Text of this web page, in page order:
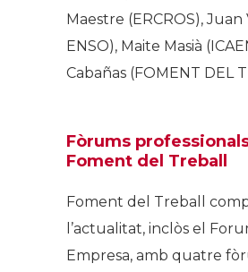
Maestre (ERCROS), Juan
ENSO), Maite Masià
Cabañas (FOMENT DEL
Fòrums
Foment del Treball
Foment del Treball
l’actualitat, inclòs el
Empresa, amb quatre